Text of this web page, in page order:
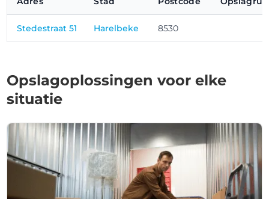
Stedestraat 51 Harelbeke 8530
Opslagoplossingen voor elke
situatie